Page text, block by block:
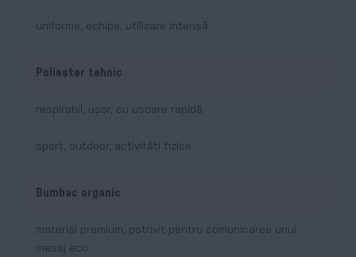
uniforme, echipe, utilizare intensă
Poliester tehnic
respirabil, ușor, cu uscare rapidă
sport, outdoor, activități fizice
Bumbac organic
material premium, potrivit pentru comunicarea unui
mesaj eco